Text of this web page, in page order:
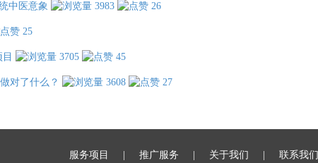
中医意象 3983 26
25
3705 45
对了什么？ 3608
27
服务项目 推广服务 关于我们 联系我们